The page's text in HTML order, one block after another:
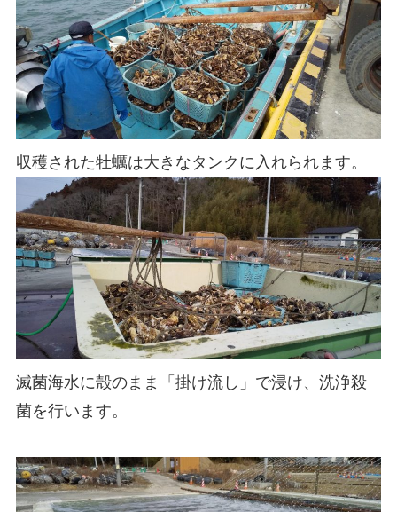
収穫された牡蠣は大きなタンクに入れられます。
滅菌海水に殻のまま「掛け流し」で浸け、洗浄殺
菌を行います。